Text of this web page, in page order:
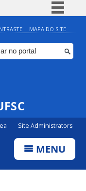
Simplifique!
Comunica BR
Participe
Canais
MAPA DO SITE
Site Administrators
MENU